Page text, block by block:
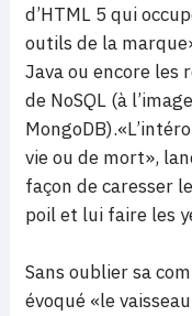
d’HTML 5 qui
outils de la
Java ou encore les
de NoSQL (à
vie ou de mort»,
façon de caresser
poil et lui faire les
Sans oublier sa
évoqué «le